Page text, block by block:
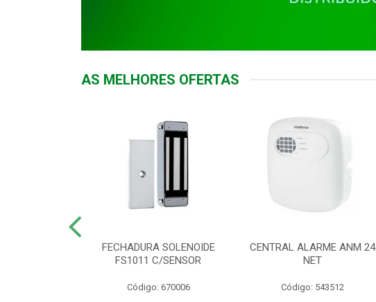
AS MELHORES OFERTAS
FECHADURA SOLENOIDE
FS1011 C/SENSOR
Código: 670006
CENTRAL ALARME ANM 24
NET
Código: 543512